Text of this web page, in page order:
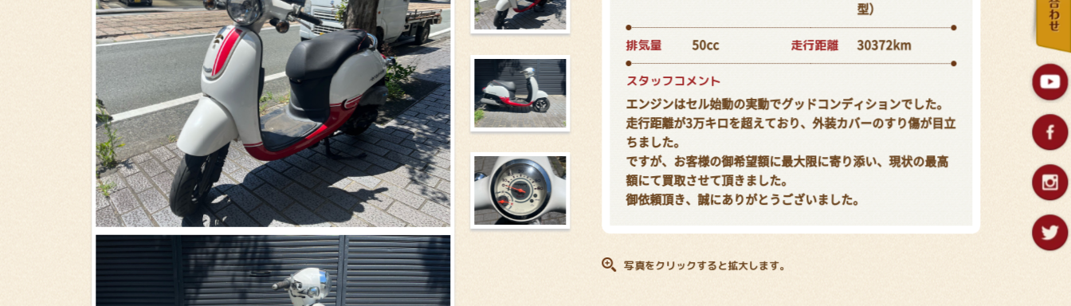
型）
排気量 50cc 走行距離 30372km
スタッフコメント
エンジンはセル始動の実動でグッドコンディションでした。
走行距離が3万キロを超えており、外装カバーのすり傷が目立
ちました。
ですが、お客様の御希望額に最大限に寄り添い、現状の最高
額にて買取させて頂きました。
御依頼頂き、誠にありがとうございました。
写真をクリックすると拡大します。